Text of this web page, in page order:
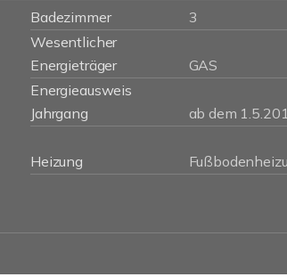
Badezimmer 3
Wesentlicher
Energieträger
GAS
Energieausweis
Jahrgang
ab dem
Heizung